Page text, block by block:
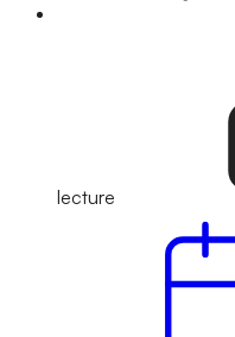
lecture